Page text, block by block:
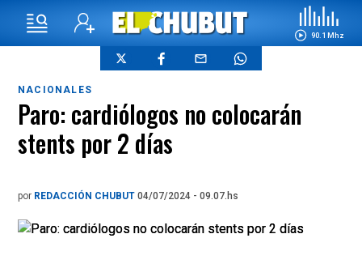
90.1 Mhz
NACIONALES
Paro: cardiólogos no colocarán
stents por 2 días
por REDACCIÓN CHUBUT 04/07/2024 - 09.07.hs